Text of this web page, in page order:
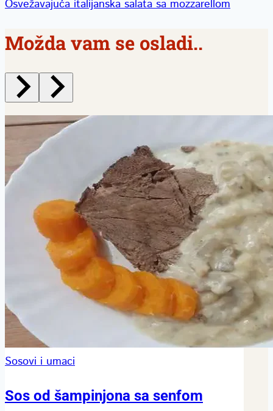
Osvežavajuća italijanska salata sa mozzarellom
Možda vam se osladi..
Sosovi i umaci
Sos od šampinjona sa senfom